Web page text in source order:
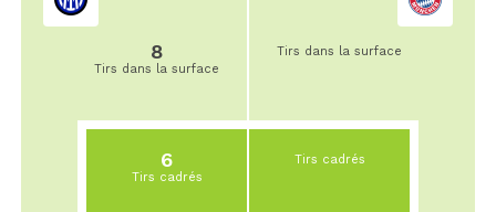
8
Tirs dans la surface
6
Tirs cadrés
Tirs dans la surface
Tirs cadrés